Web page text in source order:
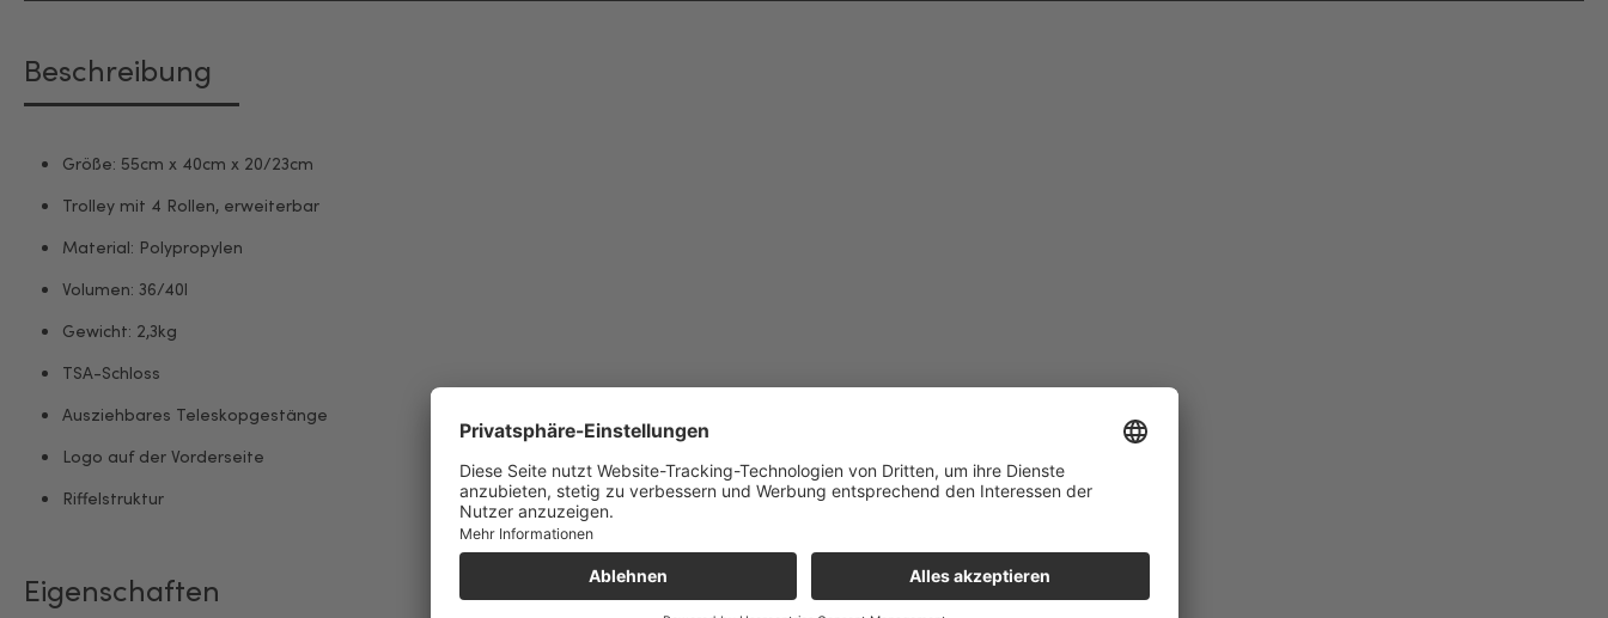
Beschreibung
Größe: 55cm x 40cm x 20/23cm
Trolley mit 4 Rollen, erweiterbar
Material: Polypropylen
Volumen: 36/40l
Gewicht: 2,3kg
TSA-Schloss
Ausziehbares Teleskopgestänge
Logo auf der Vorderseite
Riffelstruktur
Eigenschaften